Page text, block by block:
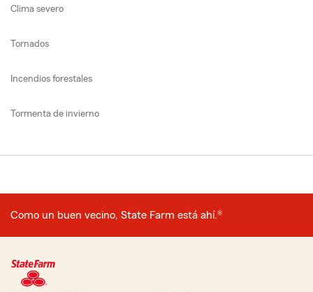
Clima severo
Tornados
Incendios forestales
Tormenta de invierno
Como un buen vecino, State Farm está ahí.®